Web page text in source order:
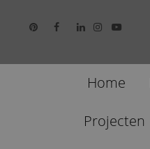
Home
Projecten